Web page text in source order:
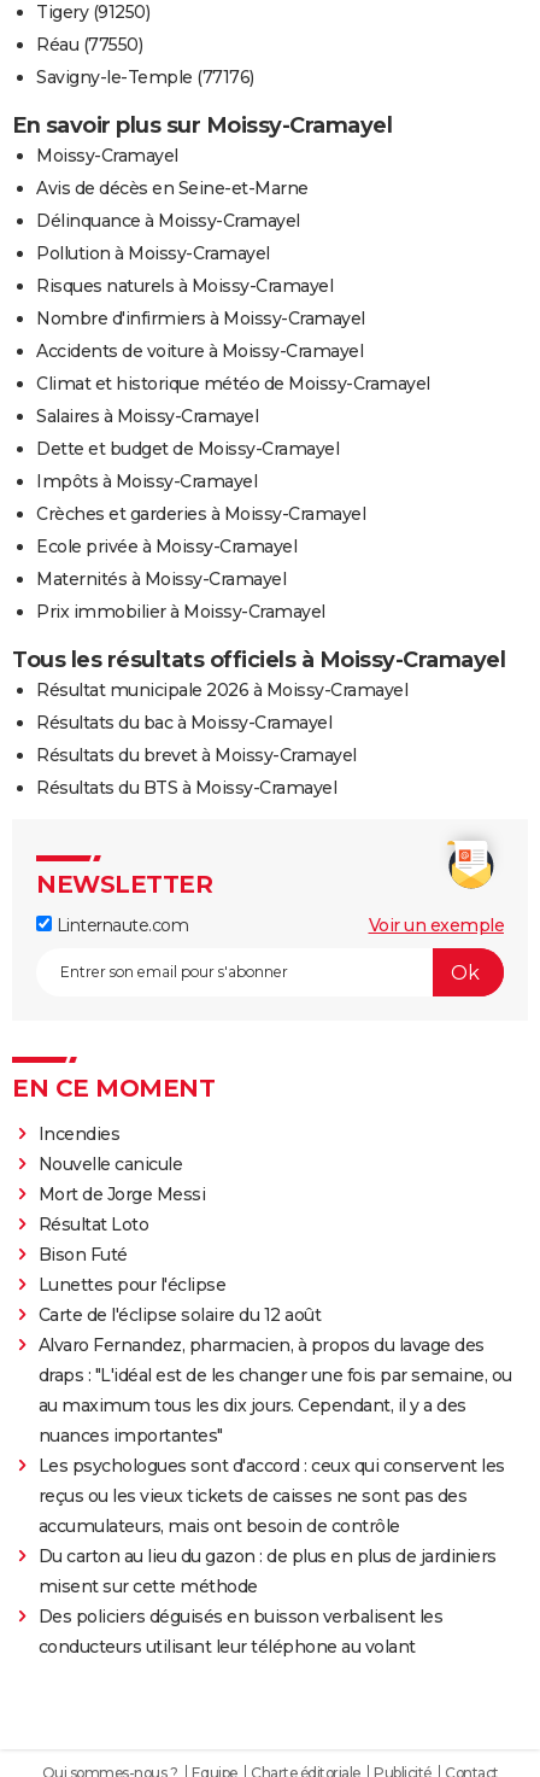
Tigery (91250)
Réau (77550)
Savigny-le-Temple (77176)
En savoir plus sur Moissy-Cramayel
Moissy-Cramayel
Avis de décès en Seine-et-Marne
Délinquance à Moissy-Cramayel
Pollution à Moissy-Cramayel
Risques naturels à Moissy-Cramayel
Nombre d'infirmiers à Moissy-Cramayel
Accidents de voiture à Moissy-Cramayel
Climat et historique météo de Moissy-Cramayel
Salaires à Moissy-Cramayel
Dette et budget de Moissy-Cramayel
Impôts à Moissy-Cramayel
Crèches et garderies à Moissy-Cramayel
Ecole privée à Moissy-Cramayel
Maternités à Moissy-Cramayel
Prix immobilier à Moissy-Cramayel
Tous les résultats officiels à Moissy-Cramayel
Résultat municipale 2026 à Moissy-Cramayel
Résultats du bac à Moissy-Cramayel
Résultats du brevet à Moissy-Cramayel
Résultats du BTS à Moissy-Cramayel
NEWSLETTER
Linternaute.com Voir un exemple
EN CE MOMENT
Incendies
Nouvelle canicule
Mort de Jorge Messi
Résultat Loto
Bison Futé
Lunettes pour l'éclipse
Carte de l'éclipse solaire du 12 août
Alvaro Fernandez, pharmacien, à propos du lavage des
draps : "L'idéal est de les changer une fois par semaine, ou
au maximum tous les dix jours. Cependant, il y a des
nuances importantes"
Les psychologues sont d'accord : ceux qui conservent les
reçus ou les vieux tickets de caisses ne sont pas des
accumulateurs, mais ont besoin de contrôle
Du carton au lieu du gazon : de plus en plus de jardiniers
misent sur cette méthode
Des policiers déguisés en buisson verbalisent les
conducteurs utilisant leur téléphone au volant
Qui sommes-nous ? Equipe Charte éditoriale Publicité Contact